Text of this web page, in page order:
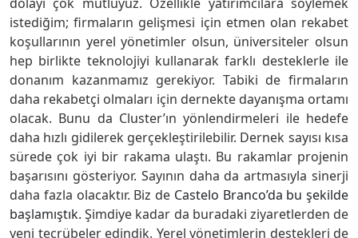
istediğim; firmaların gelişmesi için etmen olan rekabet
koşullarının yerel yönetimler olsun, üniversiteler olsun
hep birlikte teknolojiyi kullanarak farklı desteklerle ile
donanım kazanmamız gerekiyor. Tabiki de firmaların
daha rekabetçi olmaları için dernekte dayanışma ortamı
olacak. Bunu da Cluster’ın yönlendirmeleri ile hedefe
daha hızlı gidilerek gerçekleştirilebilir. Dernek sayısı kısa
sürede çok iyi bir rakama ulaştı. Bu rakamlar projenin
başarısını gösteriyor. Sayının daha da artmasıyla sinerji
daha fazla olacaktır. Biz de Castelo Branco’da bu şekilde
başlamıştık. Şimdiye kadar da buradaki ziyaretlerden de
yeni tecrübeler edindik. Yerel yönetimlerin destekleri de